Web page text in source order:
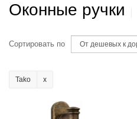
Оконные ручки
Сортировать по
Tako